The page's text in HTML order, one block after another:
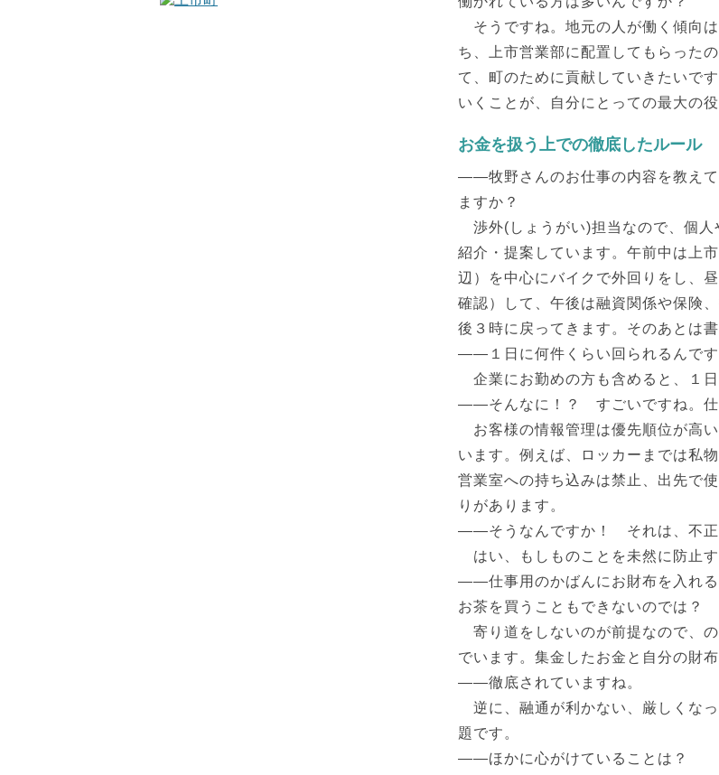
そうですね。地元の人が働く傾向
ち、上市営業部に配置してもらった
て、町のために貢献していきたいで
いくことが、自分にとっての最大の
お金を扱う上での徹底したルール
――牧野さんのお仕事の内容を教えて
ますか？
渉外(しょうがい)担当なので、個人
紹介・提案しています。午前中は上
辺）を中心にバイクで外回りをし、
確認）して、午後は融資関係や保険
後３時に戻ってきます。そのあとは書
――１日に何件くらい回られるんです
企業にお勤めの方も含めると、１日
――そんなに！？ すごいですね。仕
お客様の情報管理は優先順位が高
います。例えば、ロッカーまでは私
営業室への持ち込みは禁止、出先で
りがあります。
――そうなんですか！ それは、不正
はい、もしものことを未然に防止す
――仕事用のかばんにお財布を入れる
お茶を買うこともできないのでは？
寄り道をしないのが前提なので、
でいます。集金したお金と自分の財
――徹底されていますね。
逆に、融通が利かない、厳しくな
題です。
――ほかに心がけていることは？